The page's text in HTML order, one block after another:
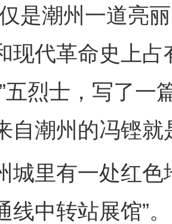
是潮州一道亮
现代革命史上
五烈士，写了
自潮州的冯铿就
里有一处红色
线中转站展馆”。